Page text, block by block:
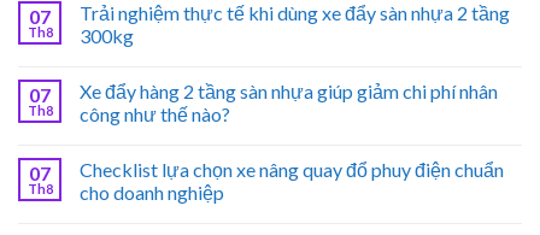
07
Th8
Trải nghiệm thực tế khi dùng xe đẩy sàn nhựa 2 tầng
300kg
07
Th8
Xe đẩy hàng 2 tầng sàn nhựa giúp giảm chi phí nhân
công như thế nào?
07
Th8
Checklist lựa chọn xe nâng quay đổ phuy điện chuẩn
cho doanh nghiệp